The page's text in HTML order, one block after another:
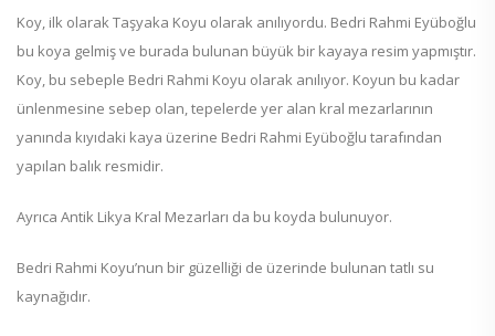
Koy, ilk olarak Taşyaka Koyu olarak anılıyordu. Bedri Rahmi Eyüboğlu
bu koya gelmiş ve burada bulunan büyük bir kayaya resim yapmıştır.
Koy, bu sebeple Bedri Rahmi Koyu olarak anılıyor. Koyun bu kadar
ünlenmesine sebep olan, tepelerde yer alan kral mezarlarının
yanında kıyıdaki kaya üzerine Bedri Rahmi Eyüboğlu tarafından
yapılan balık resmidir.
Ayrıca Antik Likya Kral Mezarları da bu koyda bulunuyor.
Bedri Rahmi Koyu’nun bir güzelliği de üzerinde bulunan tatlı su
kaynağıdır.